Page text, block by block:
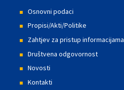
Osnovni podaci
Propisi/Akti/Politike
Zahtjev za pristup informacijama
Društvena odgovornost
Novosti
Kontakti